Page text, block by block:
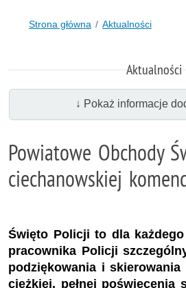
Strona główna Aktualności
Aktualności
↓ Pokaż informacje
Powiatowe Obchody
ciechanowskiej
Święto Policji to dla
pracownika Policji
podziękowania i skierowania
ciężkiej, pełnej poświęcenia